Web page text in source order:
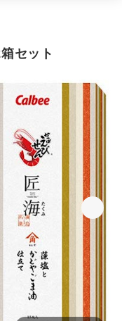
セット